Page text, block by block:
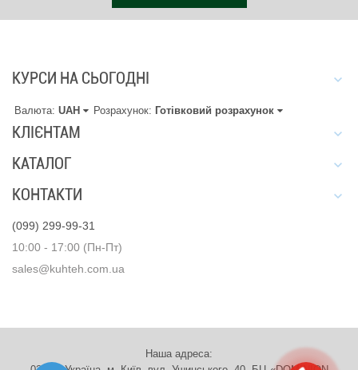
КУРСИ НА СЬОГОДНІ
Валюта: UAH Розрахунок: Готівковий розрахунок
КЛІЄНТАМ
КАТАЛОГ
КОНТАКТИ
(099) 299-99-31
10:00 - 17:00 (Пн-Пт)
sales@kuhteh.com.ua
Наша адреса: